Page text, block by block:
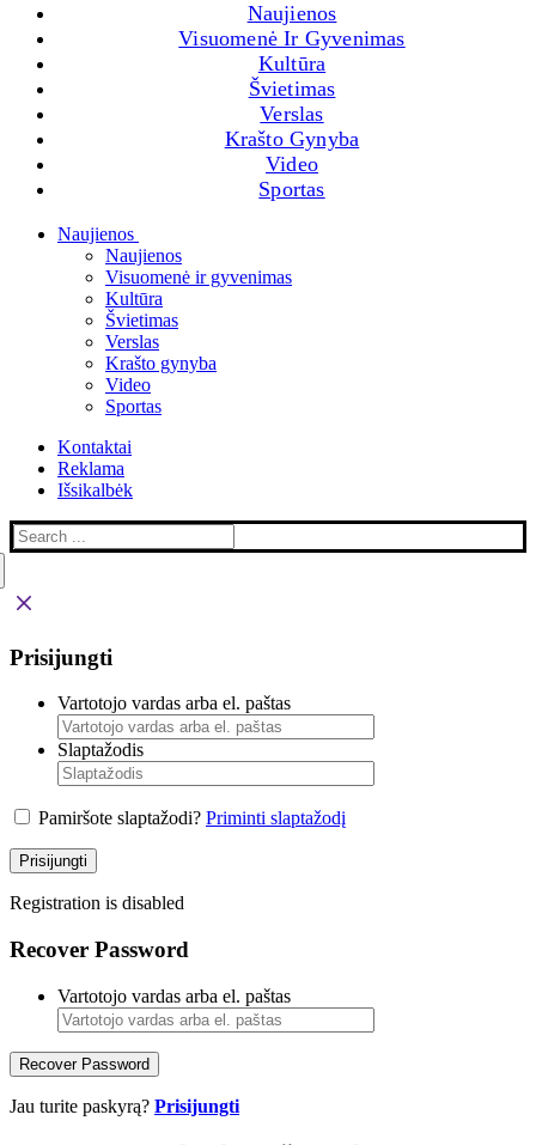
Naujienos
Visuomenė Ir Gyvenimas
Kultūra
Švietimas
Verslas
Krašto Gynyba
Video
Sportas
Naujienos
Naujienos
Visuomenė ir gyvenimas
Kultūra
Švietimas
Verslas
Krašto gynyba
Video
Sportas
Kontaktai
Reklama
Išsikalbėk
Prisijungti
Vartotojo vardas arba el. paštas
Slaptažodis
Pamiršote slaptažodi? Priminti slaptažodį
Prisijungti
Registration is disabled
Recover Password
Vartotojo vardas arba el. paštas
Recover Password
Jau turite paskyrą? Prisijungti